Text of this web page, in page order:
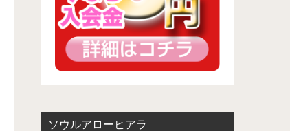
ソウルアローヒアラ